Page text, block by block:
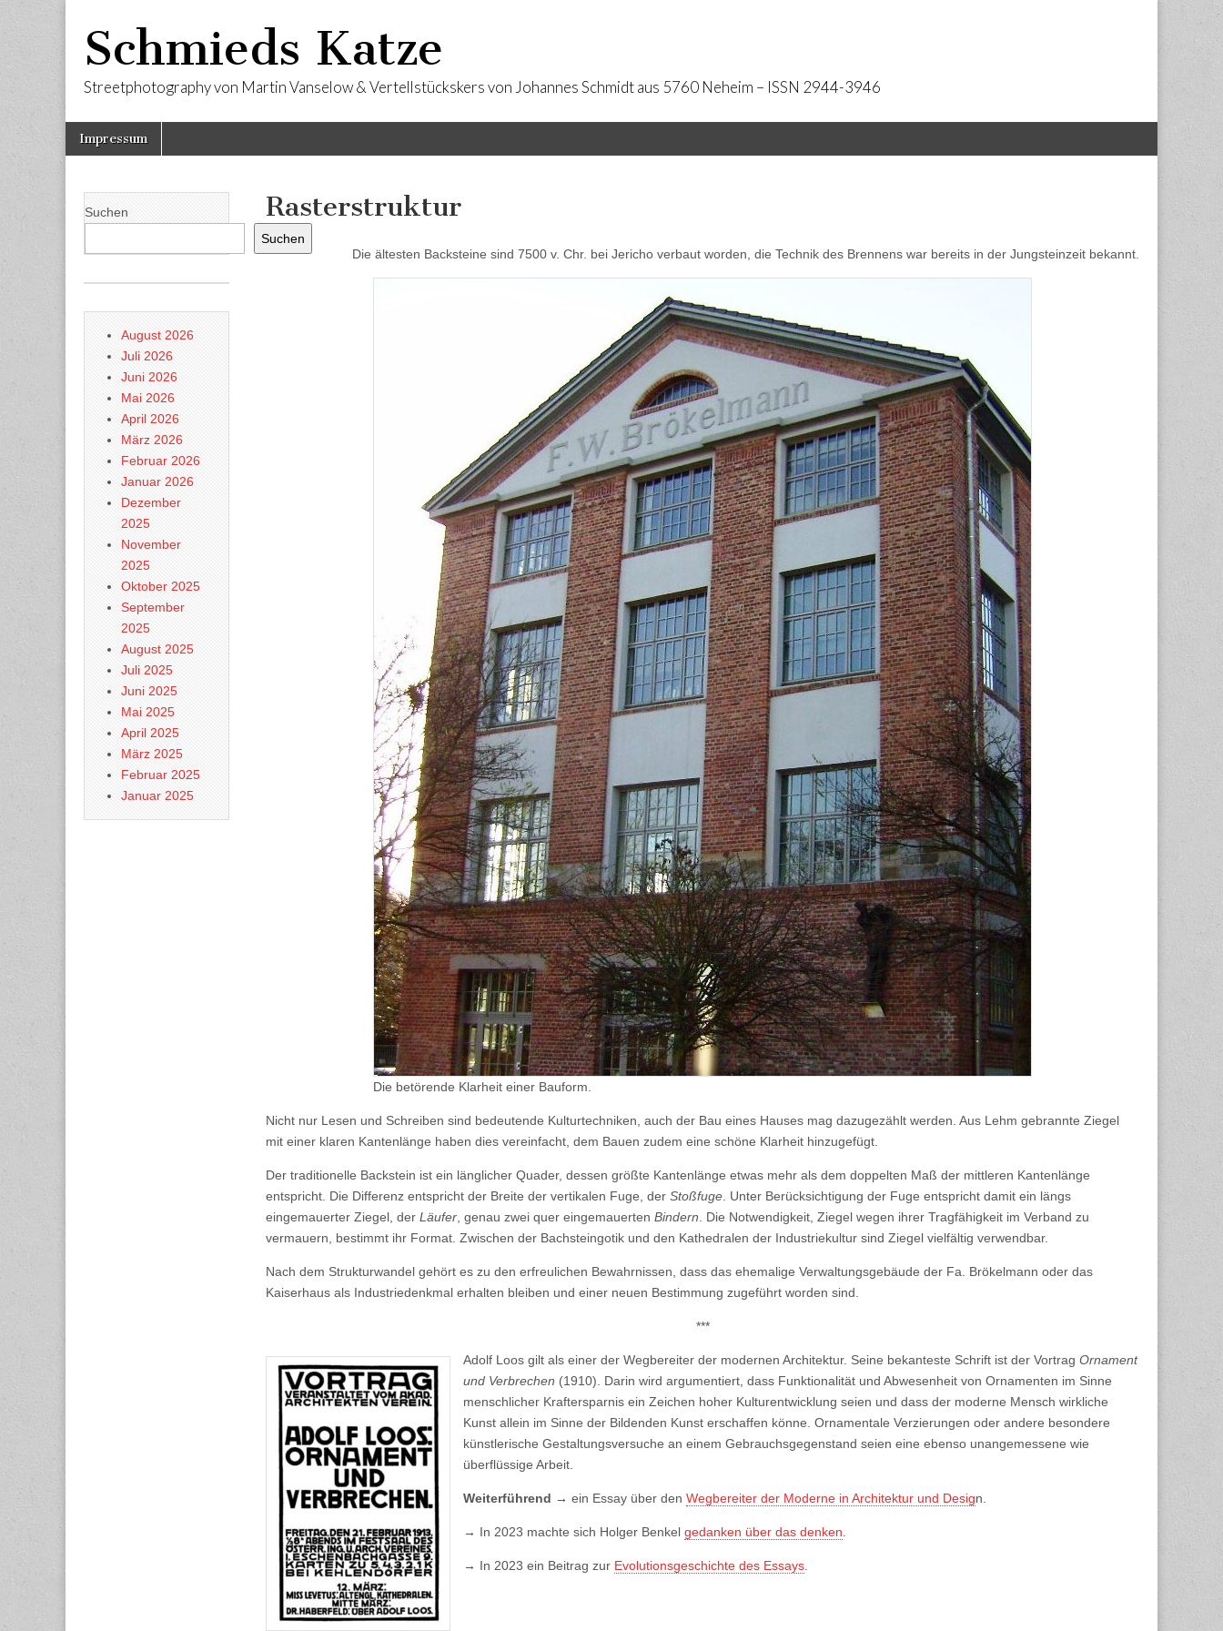
Schmieds Katze
Streetphotography von Martin Vanselow & Vertellstückskers von Johannes Schmidt aus 5760 Neheim – ISSN 2944-3946
Main
menu
Skip
Impressum
Rasterstruktur
Die ältesten Backsteine sind 7500 v. Chr. bei Jericho verbaut worden, die Technik des Brennens war bereits in der Jungsteinzeit bekannt.
Die betörende Klarheit einer Bauform.
Nicht nur Lesen und Schreiben sind bedeutende Kulturtechniken, auch der Bau eines Hauses mag dazugezählt werden. Aus Lehm gebrannte Ziegel
mit einer klaren Kantenlänge haben dies vereinfacht, dem Bauen zudem eine schöne Klarheit hinzugefügt.
Der traditionelle Backstein ist ein länglicher Quader, dessen größte Kantenlänge etwas mehr als dem doppelten Maß der mittleren Kantenlänge
entspricht. Die Differenz entspricht der Breite der vertikalen Fuge, derStoßfuge . Unter Berücksichtigung der Fuge entspricht damit ein längs
eingemauerter Ziegel, derLäufer , genau zwei quer eingemauertenBindern . Die Notwendigkeit, Ziegel wegen ihrer Tragfähigkeit im Verband zu
vermauern, bestimmt ihr Format. Zwischen der Bachsteingotik und den Kathedralen der Industriekultur sind Ziegel vielfältig verwendbar.
Nach dem Strukturwandel gehört es zu den erfreulichen Bewahrnissen, dass das ehemalige Verwaltungsgebäude der Fa. Brökelmann oder das
Kaiserhaus als Industriedenkmal erhalten bleiben und einer neuen Bestimmung zugeführt worden sind.
***
Adolf Loos gilt als einer der Wegbereiter der modernen Architektur. Seine bekanteste Schrift ist der VortragOrnament
und Verbrechen (1910). Darin wird argumentiert, dass Funktionalität und Abwesenheit von Ornamenten im Sinne
menschlicher Kraftersparnis ein Zeichen hoher Kulturentwicklung seien und dass der moderne Mensch wirkliche
Kunst allein im Sinne der Bildenden Kunst erschaffen könne. Ornamentale Verzierungen oder andere besondere
künstlerische Gestaltungsversuche an einem Gebrauchsgegenstand seien eine ebenso unangemessene wie
überflüssige Arbeit.
Weiterführend →ein Essay über denWegbereiter der Moderne in Architektur und Design.
→ In 2023 machte sich Holger Benkelgedanken über das denken
→ In 2023 ein Beitrag zur Evolutionsgeschichte des Essays
Suchen
Suchen
August 2026
Juli 2026
Juni 2026
Mai 2026
April 2026
März 2026
Februar 2026
Januar 2026
Dezember
2025
November
2025
Oktober 2025
September
2025
August 2025
Juli 2025
Juni 2025
Mai 2025
April 2025
März 2025
Februar 2025
Januar 2025